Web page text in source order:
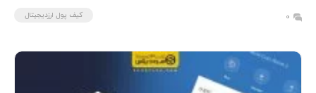
0 کیف پول ارزدیجیتال